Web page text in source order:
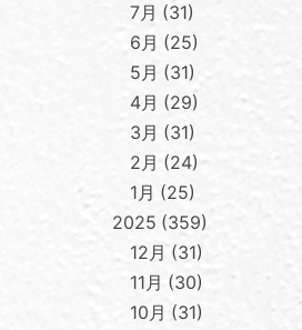
7月
31
6月
25
5月
31
4月
29
3月
31
2月
24
1月
25
2025 359
12月
31
11月
30
10月
31